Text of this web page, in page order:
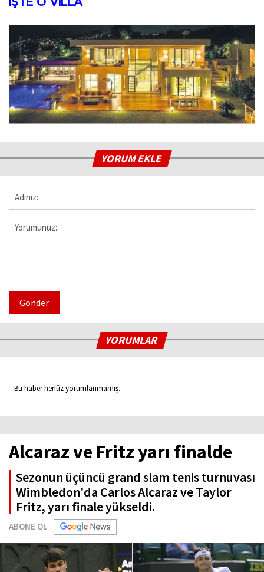
İŞTE O VİLLA
YORUM EKLE
Gönder
YORUMLAR
Bu haber henüz yorumlanmamış...
Alcaraz ve Fritz yarı finalde
Sezonun üçüncü grand slam tenis turnuvası
Wimbledon'da Carlos Alcaraz ve Taylor
Fritz, yarı finale yükseldi.
ABONE OL